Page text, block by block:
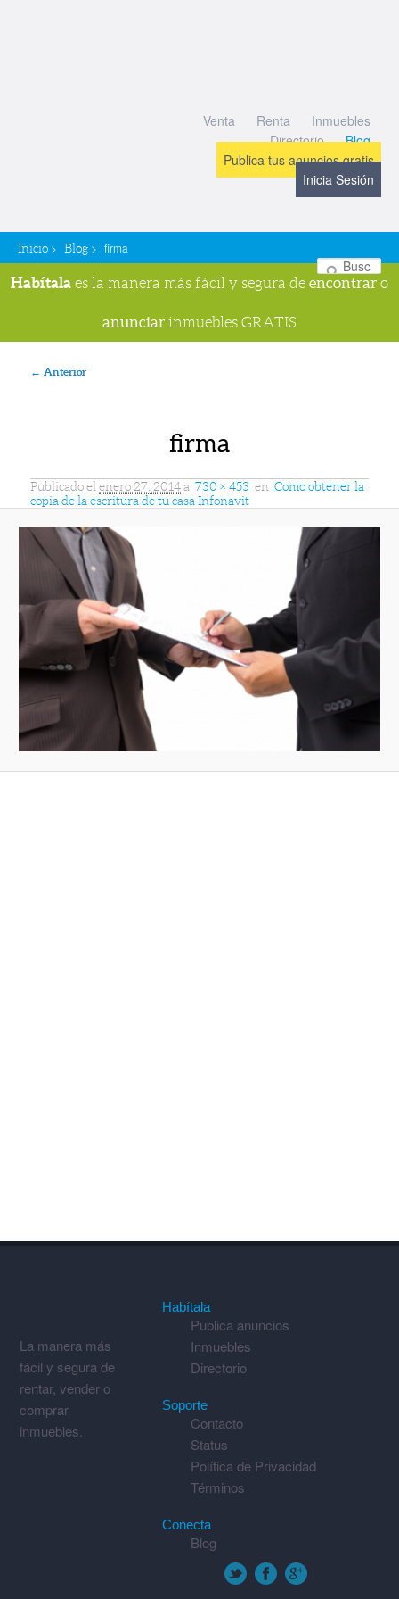
Venta Renta
Inmuebles
Directorio
Blog
Publica tus anuncios gratis
Inicia Sesión
Inicio > Blog > firma
Habítala es la manera más fácil y segura de encontrar o
anunciar inmuebles GRATIS
Navegador de imágenes
← Anterior
firma
Publicado el enero 27, 2014a 730 × 453 en Como obtener la
copia de la escritura de tu casa Infonavit
La manera más
fácil y segura de
rentar, vender o
comprar
inmuebles.
Habítala
Publica anuncios
Inmuebles
Directorio
Soporte
Contacto
Status
Política de Privacidad
Términos
Conecta
Blog